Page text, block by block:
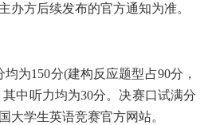
办方后续发布的官方通知为准。
均为150分(建构反应题型占90分，
中听力均为30分。决赛口试满分
大学生英语竞赛官方网站。